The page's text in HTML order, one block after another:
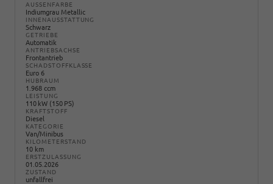
AUSSENFARBE
Indiumgrau Metallic
INNENAUSSTATTUNG
Schwarz
GETRIEBE
Automatik
ANTRIEBSACHSE
Frontantrieb
SCHADSTOFFKLASSE
Euro 6
HUBRAUM
1.968 ccm
LEISTUNG
110 kW (150 PS)
KRAFTSTOFF
Diesel
KATEGORIE
Van/Minibus
KILOMETERSTAND
10 km
ERSTZULASSUNG
01.05.2026
ZUSTAND
unfallfrei